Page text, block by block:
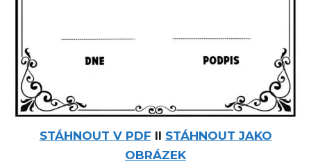
STÁHNOUT V PDF II STÁHNOUT JAKO
OBRÁZEK